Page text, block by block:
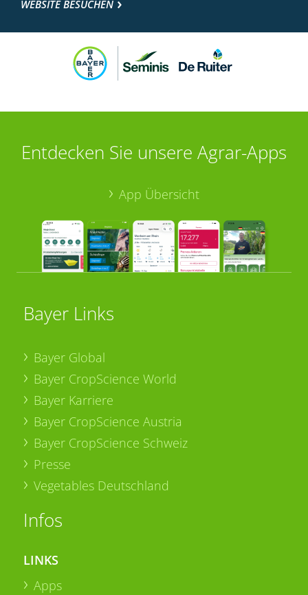
WEBSITE BESUCHEN
Entdecken Sie unsere Agrar-Apps
App Übersicht
Bayer Links
Bayer Global
Bayer CropScience World
Bayer Karriere
Bayer CropScience Austria
Bayer CropScience Schweiz
Presse
Vegetables Deutschland
Infos
LINKS
Apps